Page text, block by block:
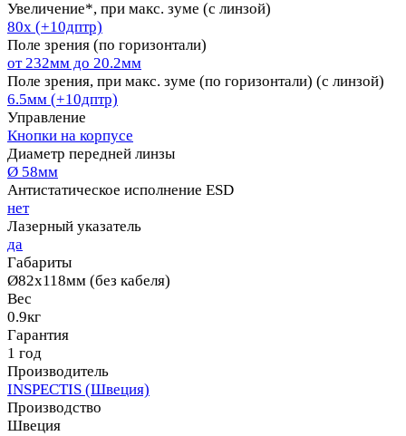
Увеличение*, при макс. зуме (с линзой)
80x (+10дптр)
Поле зрения (по горизонтали)
от 232мм до 20.2мм
Поле зрения, при макс. зуме (по горизонтали) (с линзой)
6.5мм (+10дптр)
Управление
Кнопки на корпусе
Диаметр передней линзы
Ø 58мм
Антистатическое исполнение ESD
нет
Лазерный указатель
да
Габариты
Ø82х118мм (без кабеля)
Вес
0.9кг
Гарантия
1 год
Производитель
INSPECTIS (Швеция)
Производство
Швеция